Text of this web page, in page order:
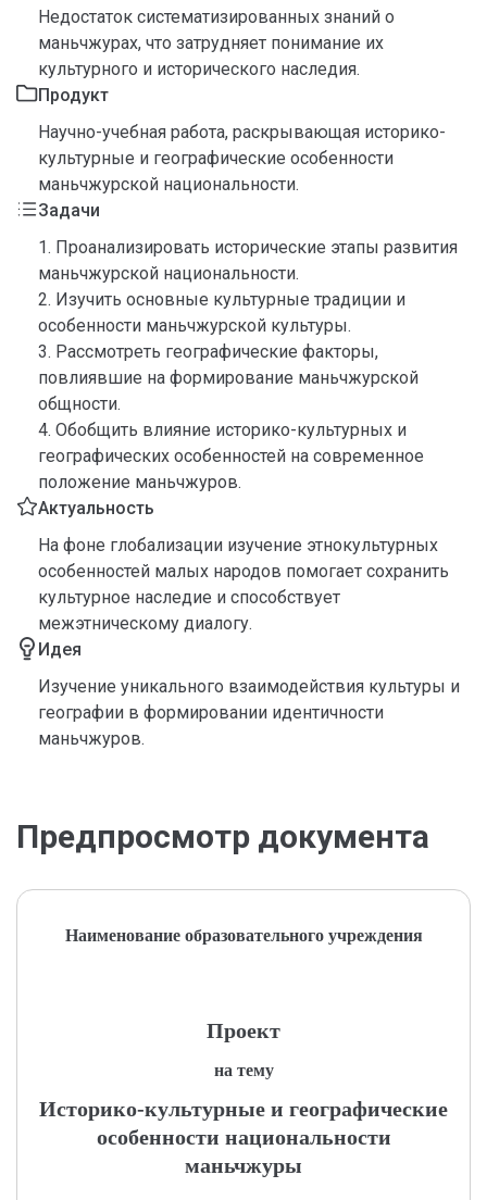
Недостаток систематизированных знаний о
маньчжурах, что затрудняет понимание их
культурного и исторического наследия.
Продукт
Научно-учебная работа, раскрывающая историко-
культурные и географические особенности
маньчжурской национальности.
Задачи
1. Проанализировать исторические этапы развития
маньчжурской национальности.
2. Изучить основные культурные традиции и
особенности маньчжурской культуры.
3. Рассмотреть географические факторы,
повлиявшие на формирование маньчжурской
общности.
4. Обобщить влияние историко-культурных и
географических особенностей на современное
положение маньчжуров.
Актуальность
На фоне глобализации изучение этнокультурных
особенностей малых народов помогает сохранить
культурное наследие и способствует
межэтническому диалогу.
Идея
Изучение уникального взаимодействия культуры и
географии в формировании идентичности
маньчжуров.
Предпросмотр документа
Наименование образовательного учреждения
Проект
на тему
Историко-культурные и географические
особенности национальности
маньчжуры